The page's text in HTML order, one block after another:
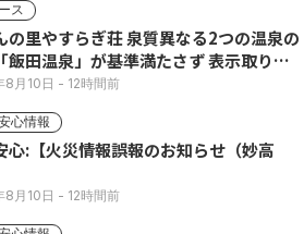
ス
の里やすらぎ荘 泉質異なる2つの温泉の
飯田温泉」が基準満たさず 表示取りや
8月10日 - 12時間前
心情報
心:【火災情報誤報のお知らせ（妙高
8月10日 - 12時間前